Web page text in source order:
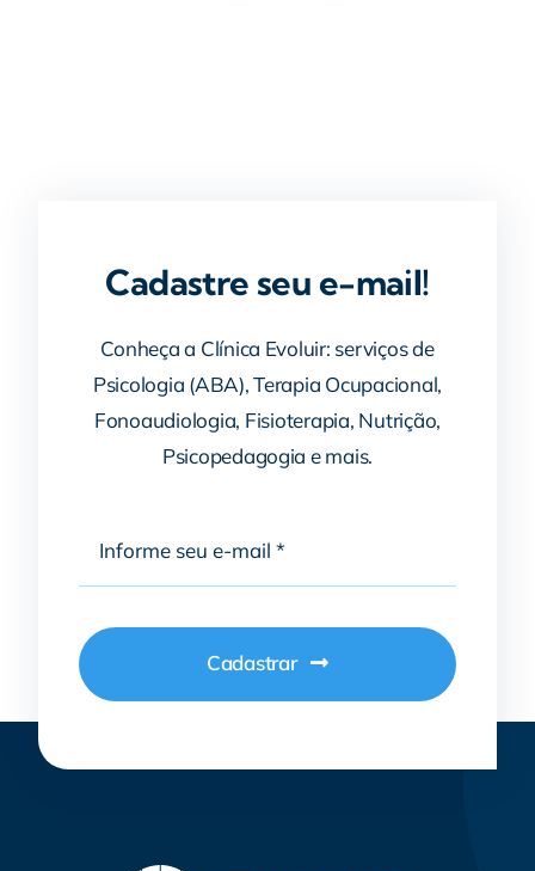
Cadastre seu e-mail!
Conheça a Clínica Evoluir: serviços de
Psicologia (ABA), Terapia Ocupacional,
Fonoaudiologia, Fisioterapia, Nutrição,
Psicopedagogia e mais.
Cadastrar